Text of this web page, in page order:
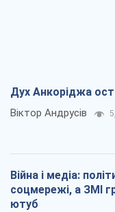
Дух Анкоріджа
Віктор Андрусів
Війна і медіа:
соцмережі, а ЗМІ
ютуб